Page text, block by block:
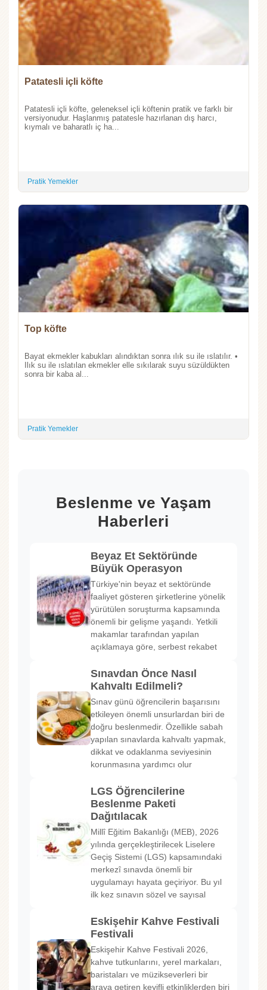
Patatesli içli köfte
Patatesli içli köfte, geleneksel içli köftenin pratik ve farklı bir
versiyonudur. Haşlanmış patatesle hazırlanan dış harcı,
kıymalı ve baharatlı iç ha...
Pratik Yemekler
Top köfte
Bayat ekmekler kabukları alındıktan sonra ılık su ile ıslatılır. •
Ilık su ile ıslatılan ekmekler elle sıkılarak suyu süzüldükten
sonra bir kaba al...
Pratik Yemekler
Beslenme ve Yaşam
Haberleri
Beyaz Et Sektöründe
Büyük Operasyon
Türkiye'nin beyaz et sektöründe
faaliyet gösteren şirketlerine yönelik
yürütülen soruşturma kapsamında
önemli bir gelişme yaşandı. Yetkili
makamlar tarafından yapılan
açıklamaya göre, serbest rekabet
Sınavdan Önce Nasıl
Kahvaltı Edilmeli?
Sınav günü öğrencilerin başarısını
etkileyen önemli unsurlardan biri de
doğru beslenmedir. Özellikle sabah
yapılan sınavlarda kahvaltı yapmak,
dikkat ve odaklanma seviyesinin
korunmasına yardımcı olur
LGS Öğrencilerine
Beslenme Paketi
Dağıtılacak
Millî Eğitim Bakanlığı (MEB), 2026
yılında gerçekleştirilecek Liselere
Geçiş Sistemi (LGS) kapsamındaki
merkezî sınavda önemli bir
uygulamayı hayata geçiriyor. Bu yıl
ilk kez sınavın sözel ve sayısal
Eskişehir Kahve Festivali
Festivali
Eskişehir Kahve Festivali 2026,
kahve tutkunlarını, yerel markaları,
baristaları ve müzikseverleri bir
araya getiren keyifli etkinliklerden biri